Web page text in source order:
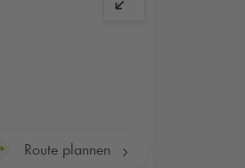
Route plannen